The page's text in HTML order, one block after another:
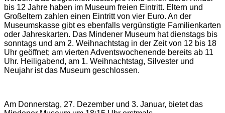
bis 12 Jahre haben im Museum freien Eintritt. Eltern und
Großeltern zahlen einen Eintritt von vier Euro. An der
Museumskasse gibt es ebenfalls vergünstigte Familienkarten
oder Jahreskarten. Das Mindener Museum hat dienstags bis
sonntags und am 2. Weihnachtstag in der Zeit von 12 bis 18
Uhr geöffnet; am vierten Adventswochenende bereits ab 11
Uhr. Heiligabend, am 1. Weihnachtstag, Silvester und
Neujahr ist das Museum geschlossen.
Am Donnerstag, 27. Dezember und 3. Januar, bietet das